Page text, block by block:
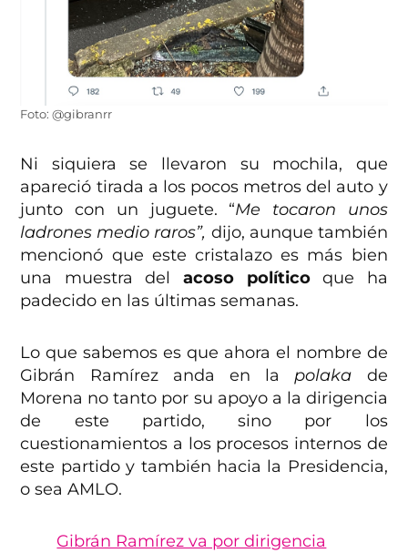
Foto: @gibranrr
Ni siquiera se llevaron su mochila, que
apareció tirada a los pocos metros del auto y
junto con un juguete. “Me tocaron unos
ladrones medio raros”, dijo, aunque también
mencionó que este cristalazo es más bien
una muestra del acoso políticoque ha
padecido en las últimas semanas.
Lo que sabemos es que ahora el nombre de
Gibrán Ramírez anda en la polaka de
Morena no tanto por su apoyo a la dirigencia
de este partido, sino por los
cuestionamientos a los procesos internos de
este partido y también hacia la Presidencia,
o sea AMLO.
Gibrán Ramírez va por dirigencia